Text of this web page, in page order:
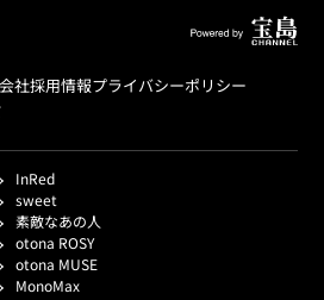
社採用情報プライバシーポリシー
InRed
sweet
素敵なあの人
otona ROSY
otona MUSE
MonoMax